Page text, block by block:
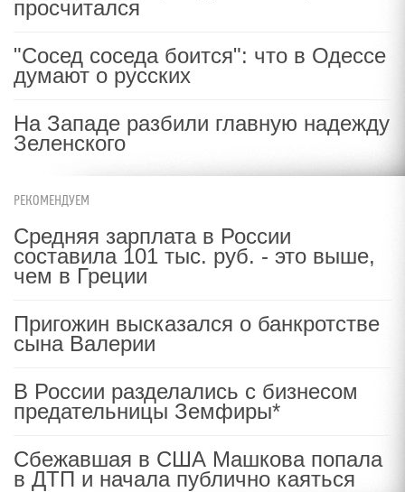
просчитался
"Сосед соседа боится": что в Одессе
думают о русских
На Западе разбили главную надежду
Зеленского
РЕКОМЕНДУЕМ
Средняя зарплата в России
составила 101 тыс. руб. - это выше,
чем в Греции
Пригожин высказался о банкротстве
сына Валерии
В России разделались с бизнесом
предательницы Земфиры*
Сбежавшая в США Машкова попала
в ДТП и начала публично каяться